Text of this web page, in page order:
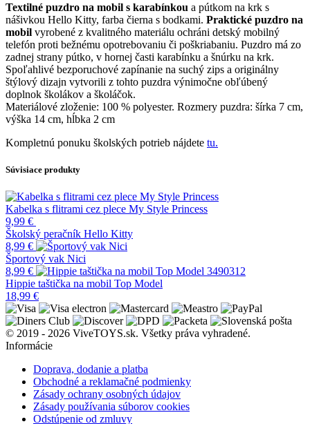
Textilné puzdro na mobil s karabínkou a pútkom na krk s
nášivkou Hello Kitty, farba čierna s bodkami. Praktické puzdro na
mobil vyrobené z kvalitného materiálu ochráni detský mobilný
telefón proti bežnému opotrebovaniu či poškriabaniu. Puzdro má zo
zadnej strany pútko, v hornej časti karabínku a šnúrku na krk.
Spoľahlivé bezporuchové zapínanie na suchý zips a originálny
štýlový dizajn vytvorili z tohto puzdra výnimočne obľúbený
doplnok školákov a školáčok.
Materiálové zloženie: 100 % polyester. Rozmery puzdra: šírka 7 cm,
výška 14 cm, hĺbka 2 cm
Kompletnú ponuku školských potrieb nájdete tu.
Súvisiace produkty
Kabelka s flitrami cez plece My Style Princess
9,99 €
Školský peračník Hello Kitty
8,99 €
Športový vak Nici
8,99 €
Hippie taštička na mobil Top Model
18,99 €
© 2019 - 2026 ViveTOYS.sk. Všetky práva vyhradené.
Informácie
Doprava, dodanie a platba
Obchodné a reklamačné podmienky
Zásady ochrany osobných údajov
Zásady používania súborov cookies
Odstúpenie od zmluvy